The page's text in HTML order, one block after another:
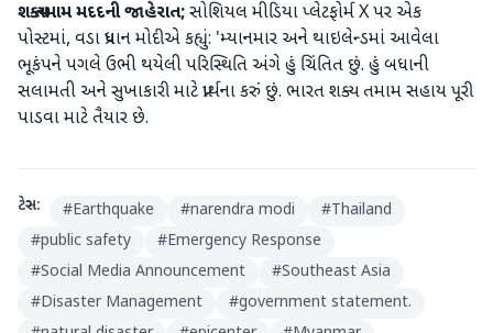
શક્ય તમામ મદદની જાહેરાત;સોશિયલ મીડિયા પ્લેટફોર્મ X પર એક
પોસ્ટમાં, વડા પ્રધાન મોદીએ કહ્યું: 'મ્યાનમાર અને થાઇલેન્ડમાં આવેલા
ભૂકંપને પગલે ઉભી થયેલી પરિસ્થિતિ અંગે હું ચિંતિત છું. હું બધાની
સલામતી અને સુખાકારી માટે પ્રાર્થના કરું છું. ભારત શક્ય તમામ સહાય પૂરી
પાડવા માટે તૈયાર છે.
ટેગ્સ: #Earthquake #narendra modi #Thailand
#public safety #Emergency Response
#Social Media Announcement #Southeast Asia
#Disaster Management #government statement.